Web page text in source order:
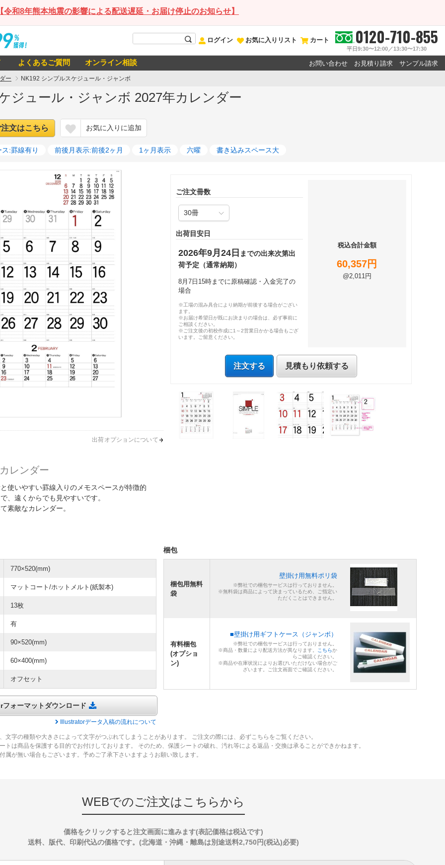
令和8年熊本地震の影響による配送遅延・お届け停止のお知らせ】
ログイン お気に入りリスト カート 0120-710-855
平日9:30〜12:00／13:30〜17:30
よくあるご質問 オンライン相談 お問い合わせ お見積り請求 サンプル請求
ー NK192 シンプルスケジュール・ジャンボ
ジュール・ジャンボ 2027年カレンダー
文はこちら お気に入りに追加
:罫線有り 前後月表示:前後2ヶ月 1ヶ月表示 六曜 書き込みスペース大
出荷オプションについて
ご注文冊数
出荷目安日
2026年9月24日 までの出来次第出
荷予定（通常納期）
8月7日15時までに原稿確認・入金完了の
場合
※工場の混み具合により納期が前後する場合がござい
ます。
※お届け希望日が既にお決まりの場合は、必ず事前に
ご相談ください。
※ご注文後の初校作成に1～2営業日かかる場合もござ
います。ご留意ください。
税込合計金額
60,357円
@2,011円
注文する 見積もり依頼する
レンダー
使いやすい罫線入りのメモスペースが特徴的
、遠くからでも見やすいです。
素敵なカレンダー。
770×520(mm)
マットコート/ホットメルト(紙製本)
13枚
有
90×520(mm)
60×400(mm)
オフセット
ォーマットダウンロード
Illustratorデータ入稿の流れについて
梱包
梱包用無料
袋
壁掛け用無料ポリ袋
※弊社での梱包サービスは行っておりません。
※無料袋は商品によって決まっているため、ご指定い
ただくことはできません。
有料梱包
(オプショ
ン)
■壁掛け用ギフトケース（ジャンボ）
※弊社での梱包サービスは行っておりません。
※商品・数量により配送方法が異なります。
こちらか
らご確認ください。
※商品や在庫状況によりお選びいただけない場合がご
ざいます。ご注文画面でご確認ください。
字の種類や大きさによって文字がつぶれてしまうことがあります。 ご注文の際には、必ずこちらをご覧ください。
は商品を保護する目的でお付けしております。 そのため、保護シートの破れ、汚れ等による返品・交換は承ることができかねます。
属が無い場合もございます。予めご了承下さいますようお願い致します。
WEBでのご注文はこちらから
価格をクリックすると注文画面に進みます(表記価格は税込です)
送料、版代、印刷代込の価格です。(北海道・沖縄・離島は別途送料2,750円(税込)必要)